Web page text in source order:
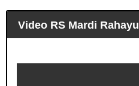
Video RS Mardi Rahayu